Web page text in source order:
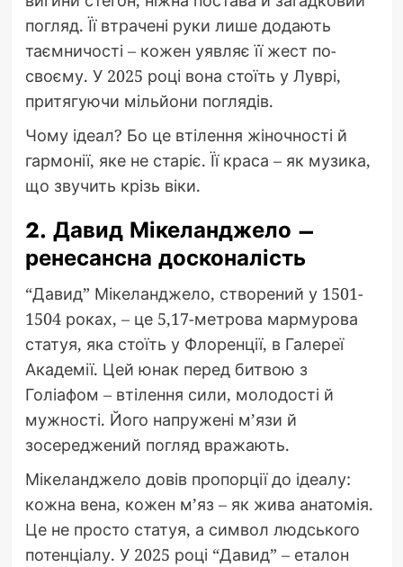
погляд. Її втрачені руки лише додають
таємничості – кожен уявляє її жест по-
своєму. У 2025 році вона стоїть у Луврі,
притягуючи мільйони поглядів.
Чому ідеал? Бо це втілення жіночності й
гармонії, яке не старіє. Її краса – як музика,
що звучить крізь віки.
2. Давид Мікеланджело –
ренесансна досконалість
“Давид” Мікеланджело, створений у 1501-
1504 роках, – це 5,17-метрова мармурова
статуя, яка стоїть у Флоренції, в Галереї
Академії. Цей юнак перед битвою з
Голіафом – втілення сили, молодості й
мужності. Його напружені м’язи й
зосереджений погляд вражають.
Мікеланджело довів пропорції до ідеалу:
кожна вена, кожен м’яз – як жива анатомія.
Це не просто статуя, а символ людського
потенціалу. У 2025 році “Давид” – еталон